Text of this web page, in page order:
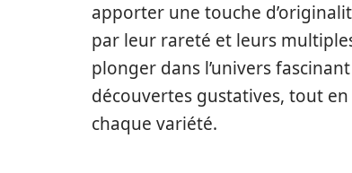
apporter une touche
par leur rareté et leurs
plonger dans l’univers
découvertes gustatives, tout
chaque variété.